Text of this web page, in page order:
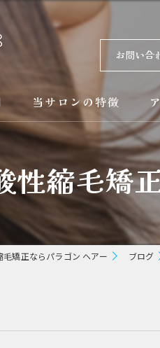
お問い合
当サロンの特徴
京都の縮毛矯正
カラー
トリートメント
ブリーチ縮毛矯正
性縮毛矯
毛矯正ならパラゴン ヘアー ブログ